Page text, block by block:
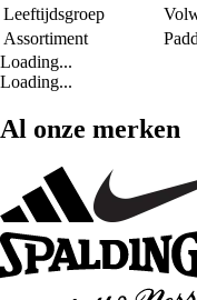
Leeftijdsgroep
Assortiment
Loading...
Loading...
Al onze merken